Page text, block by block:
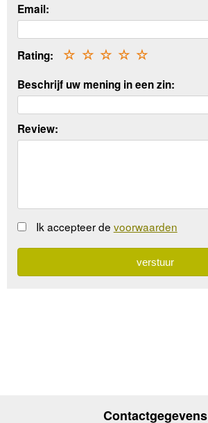
Email:
Rating: ☆
☆
☆
☆
☆
Beschrijf uw mening in een zin:
Review:
Ik accepteer de voorwaarden
Contactgegevens